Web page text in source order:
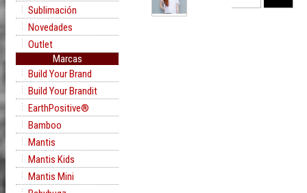
Sublimación
Novedades
Outlet
Marcas
Build Your Brand
Build Your Brandit
EarthPositive®
Bamboo
Mantis
Mantis Kids
Mantis Mini